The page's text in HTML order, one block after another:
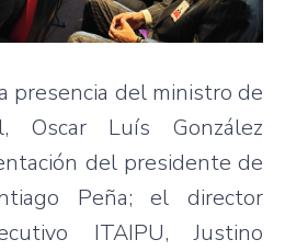
presencia del ministro de
Oscar Luís González
del presidente de
Peña; el director
ITAIPU, Justino